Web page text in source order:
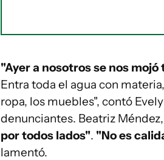
"Ayer a nosotros se nos
Entra toda el agua con
ropa, los muebles", contó
denunciantes. Beatriz
por todos lados". "No es
lamentó.